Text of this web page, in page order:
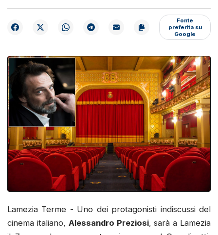
Fonte
preferita su
Google
Lamezia Terme - Uno dei protagonisti indiscussi del
cinema italiano, Alessandro Preziosi, sarà a Lamezia